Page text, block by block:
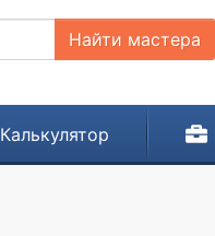
Найти мастера
Калькулятор